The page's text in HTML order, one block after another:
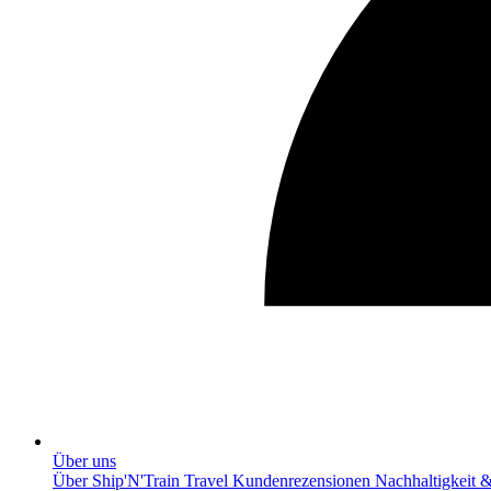
Über uns
Über Ship'N'Train Travel Kundenrezensionen Nachhaltigkeit